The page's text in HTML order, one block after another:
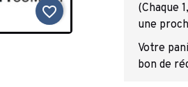
favorite_border
(Chaque
une
Votre
bon de